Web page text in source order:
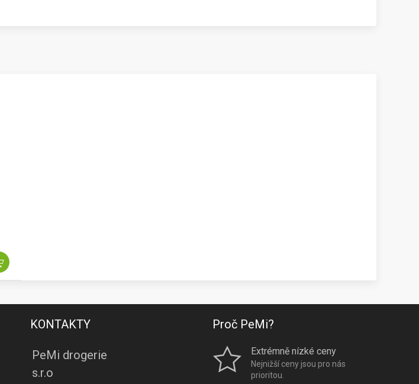
KONTAKTY
PeMi drogerie
s.r.o
Proč PeMi?
Extrémně nízké ceny
Nejnižší ceny jsou pro nás
prioritou.